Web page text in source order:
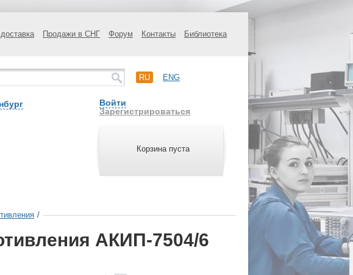
Продажи в СНГ Форум Контакты Библиотека
RU ENG
Войти
Зарегистрироваться
Корзина пуста
/
АКИП-7504/6